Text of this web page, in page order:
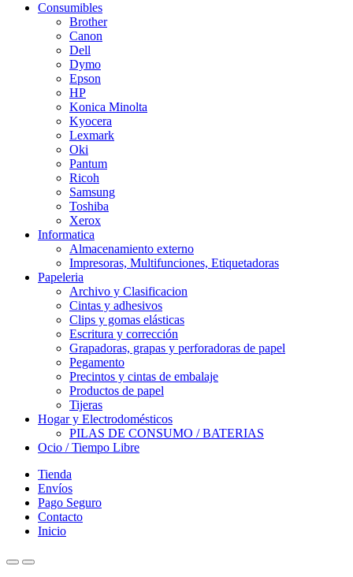
Consumibles
Brother
Canon
Dell
Dymo
Epson
HP
Konica Minolta
Kyocera
Lexmark
Oki
Pantum
Ricoh
Samsung
Toshiba
Xerox
Informatica
Almacenamiento externo
Impresoras, Multifunciones, Etiquetadoras
Papeleria
Archivo y Clasificacion
Cintas y adhesivos
Clips y gomas elásticas
Escritura y corrección
Grapadoras, grapas y perforadoras de papel
Pegamento
Precintos y cintas de embalaje
Productos de papel
Tijeras
Hogar y Electrodomésticos
PILAS DE CONSUMO / BATERIAS
Ocio / Tiempo Libre
Tienda
Envíos
Pago Seguro
Contacto
Inicio